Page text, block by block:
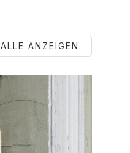
ALLE ANZEIGEN